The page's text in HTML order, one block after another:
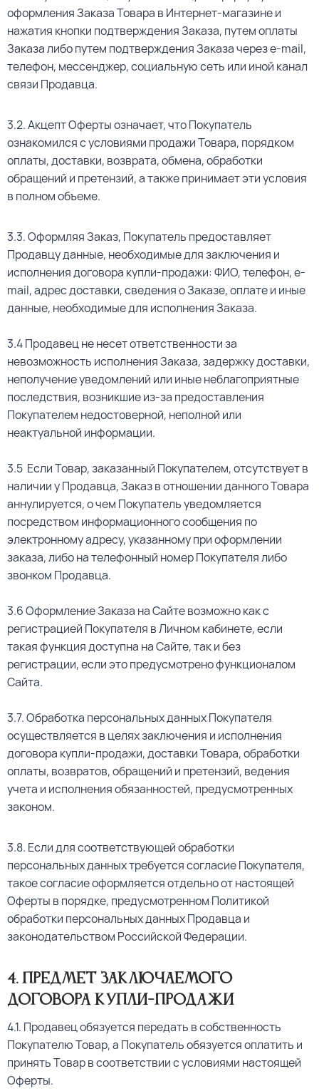
оформления Заказа Товара в Интернет-магазине и
нажатия кнопки подтверждения Заказа, путем оплаты
Заказа либо путем подтверждения Заказа через e-mail,
телефон, мессенджер, социальную сеть или иной канал
связи Продавца.
3.2. Акцепт Оферты означает, что Покупатель
ознакомился с условиями продажи Товара, порядком
оплаты, доставки, возврата, обмена, обработки
обращений и претензий, а также принимает эти условия
в полном объеме.
3.3. Оформляя Заказ, Покупатель предоставляет
Продавцу данные, необходимые для заключения и
исполнения договора купли-продажи: ФИО, телефон, e-
mail, адрес доставки, сведения о Заказе, оплате и иные
данные, необходимые для исполнения Заказа.
3.4 Продавец не несет ответственности за
невозможность исполнения Заказа, задержку доставки,
неполучение уведомлений или иные неблагоприятные
последствия, возникшие из-за предоставления
Покупателем недостоверной, неполной или
неактуальной информации.
3.5 Если Товар, заказанный Покупателем, отсутствует в
наличии у Продавца, Заказ в отношении данного Товара
аннулируется, о чем Покупатель уведомляется
посредством информационного сообщения по
электронному адресу, указанному при оформлении
заказа, либо на телефонный номер Покупателя либо
звонком Продавца.
3.6 Оформление Заказа на Сайте возможно как с
регистрацией Покупателя в Личном кабинете, если
такая функция доступна на Сайте, так и без
регистрации, если это предусмотрено функционалом
Сайта.
3.7. Обработка персональных данных Покупателя
осуществляется в целях заключения и исполнения
договора купли-продажи, доставки Товара, обработки
оплаты, возвратов, обращений и претензий, ведения
учета и исполнения обязанностей, предусмотренных
законом.
3.8. Если для соответствующей обработки
персональных данных требуется согласие Покупателя,
такое согласие оформляется отдельно от настоящей
Оферты в порядке, предусмотренном Политикой
обработки персональных данных Продавца и
законодательством Российской Федерации.
4. Предмет заключаемого
договора купли-продажи
4.1. Продавец обязуется передать в собственность
Покупателю Товар, а Покупатель обязуется оплатить и
принять Товар в соответствии с условиями настоящей
Оферты.